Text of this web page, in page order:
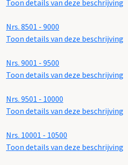
Toon details van deze beschrijving
Nrs. 8501 - 9000
Toon details van deze beschrijving
Nrs. 9001 - 9500
Toon details van deze beschrijving
Nrs. 9501 - 10000
Toon details van deze beschrijving
Nrs. 10001 - 10500
Toon details van deze beschrijving